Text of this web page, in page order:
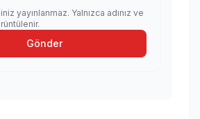
yayınlanmaz. Yalnızca adınız ve
Gönder